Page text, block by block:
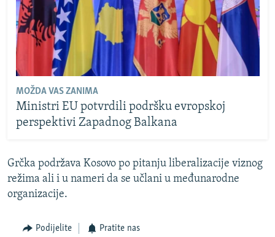
MOŽDA VAS ZANIMA
Ministri EU potvrdili podršku evropskoj
perspektivi Zapadnog Balkana
Grčka podržava Kosovo po pitanju liberalizacije viznog
režima ali i u nameri da se učlani u međunarodne
organizacije.
Podijelite Pratite nas